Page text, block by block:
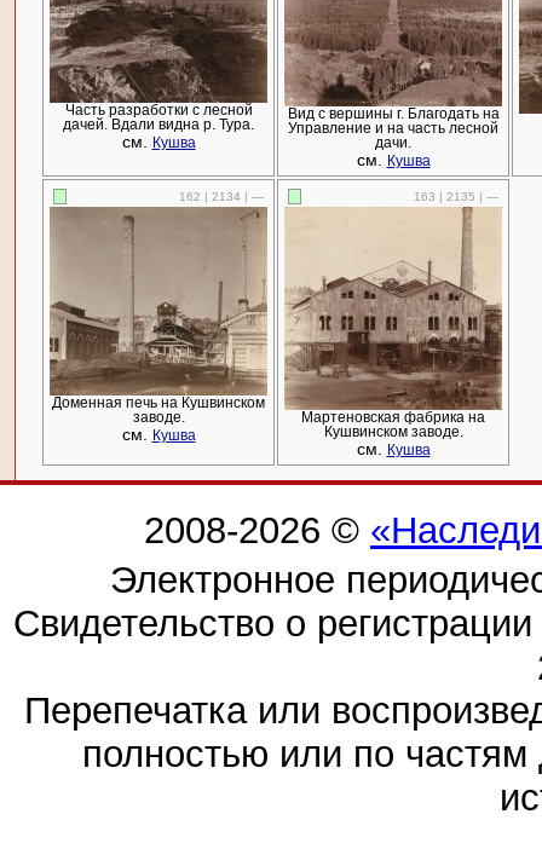
Часть разработки с лесной
дачей. Вдали видна р. Тура.
см. Кушва
Вид с вершины г. Благодать на
Управление и на часть лесной
дачи.
см. Кушва
162 | 2134 | —
Доменная печь на Кушвинском
заводе.
см. Кушва
163 | 2135 | —
Мартеновская фабрика на
Кушвинском заводе.
см. Кушва
2008-2026 ©
Электронное
Свидетельство о
Перепечатка или
полностью или по частям